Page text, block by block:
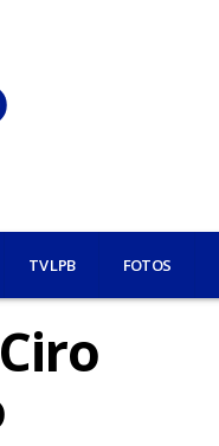
TV LPB FOTOS